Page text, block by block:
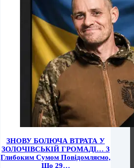
ЗНОВУ БОЛЮЧА ВТРАТА У
ЗОЛОЧІВСЬКІЙ ГРОМАДІ… З
Глибоким Сумом Повідомляємо,
Що 29…